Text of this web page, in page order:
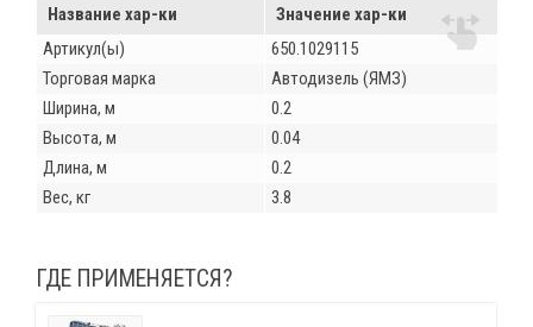
Название хар-ки
Значение хар-ки
Артикул(ы)
650.1029115
Торговая марка
Автодизель (ЯМЗ)
Ширина, м
0.2
Высота, м
0.04
Длина, м
0.2
Вес, кг
3.8
ГДЕ ПРИМЕНЯЕТСЯ?